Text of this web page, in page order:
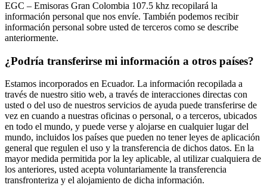
EGC – Emisoras Gran Colombia 107.5 khz recopilará la
información personal que nos envíe. También podemos recibir
información personal sobre usted de terceros como se describe
anteriormente.
¿Podría transferirse mi información a otros países?
Estamos incorporados en Ecuador. La información recopilada a
través de nuestro sitio web, a través de interacciones directas con
usted o del uso de nuestros servicios de ayuda puede transferirse de
vez en cuando a nuestras oficinas o personal, o a terceros, ubicados
en todo el mundo, y puede verse y alojarse en cualquier lugar del
mundo, incluidos los países que pueden no tener leyes de aplicación
general que regulen el uso y la transferencia de dichos datos. En la
mayor medida permitida por la ley aplicable, al utilizar cualquiera de
los anteriores, usted acepta voluntariamente la transferencia
transfronteriza y el alojamiento de dicha información.